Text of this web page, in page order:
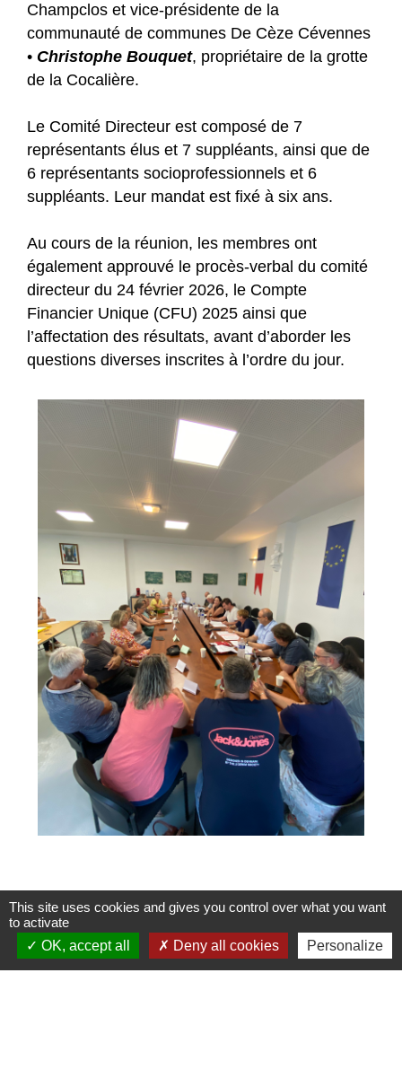
Champclos et vice-présidente de la
communauté de communes De Cèze Cévennes
• Christophe Bouquet, propriétaire de la grotte
de la Cocalière.
Le Comité Directeur est composé de 7
représentants élus et 7 suppléants, ainsi que de
6 représentants socioprofessionnels et 6
suppléants. Leur mandat est fixé à six ans.
Au cours de la réunion, les membres ont
également approuvé le procès-verbal du comité
directeur du 24 février 2026, le Compte
Financier Unique (CFU) 2025 ainsi que
l’affectation des résultats, avant d’aborder les
questions diverses inscrites à l’ordre du jour.
This site uses cookies and gives you control over what you want
to activate
OK, accept all
Deny all cookies Personalize